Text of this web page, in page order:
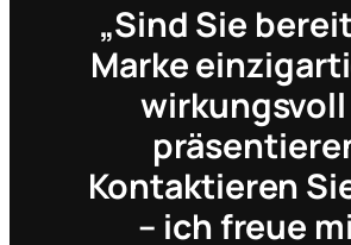
„Sind Sie
Marke
wirkungsvoll
Kontaktieren
– ich freue